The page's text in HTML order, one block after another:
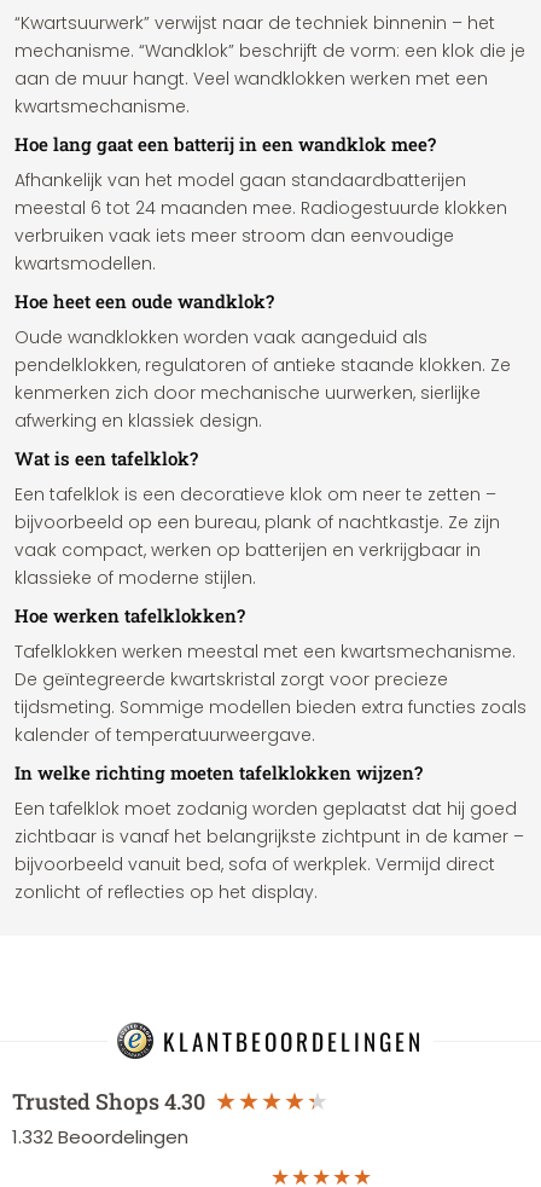
“Kwartsuurwerk” verwijst naar de techniek binnenin – het
mechanisme. “Wandklok” beschrijft de vorm: een klok die je
aan de muur hangt. Veel wandklokken werken met een
kwartsmechanisme.
Hoe lang gaat een batterij in een wandklok mee?
Afhankelijk van het model gaan standaardbatterijen
meestal 6 tot 24 maanden mee. Radiogestuurde klokken
verbruiken vaak iets meer stroom dan eenvoudige
kwartsmodellen.
Hoe heet een oude wandklok?
Oude wandklokken worden vaak aangeduid als
pendelklokken, regulatoren of antieke staande klokken. Ze
kenmerken zich door mechanische uurwerken, sierlijke
afwerking en klassiek design.
Wat is een tafelklok?
Een tafelklok is een decoratieve klok om neer te zetten –
bijvoorbeeld op een bureau, plank of nachtkastje. Ze zijn
vaak compact, werken op batterijen en verkrijgbaar in
klassieke of moderne stijlen.
Hoe werken tafelklokken?
Tafelklokken werken meestal met een kwartsmechanisme.
De geïntegreerde kwartskristal zorgt voor precieze
tijdsmeting. Sommige modellen bieden extra functies zoals
kalender of temperatuurweergave.
In welke richting moeten tafelklokken wijzen?
Een tafelklok moet zodanig worden geplaatst dat hij goed
zichtbaar is vanaf het belangrijkste zichtpunt in de kamer –
bijvoorbeeld vanuit bed, sofa of werkplek. Vermijd direct
zonlicht of reflecties op het display.
KLANTBEOORDELINGEN
Trusted Shops4.30
1.332Beoordelingen